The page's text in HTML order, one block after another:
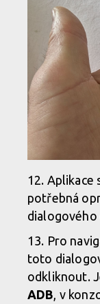
Aplikace
potřebná
dialogového
Pro
toto
odkliknout.
ADB, v